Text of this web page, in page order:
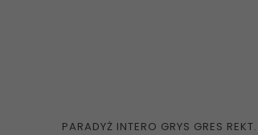
PARADYŻ INTERO GRYS GRES REKT.